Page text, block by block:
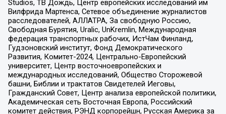
Studios, ТВ Дождь, Центр европейских исследований им
Вилфрида Мартенса, Сетевое объединение журналистов
расследователей, АЛЛАТРА, За свободную Россию,
Свободная Бурятия, Uralic, UnKremlin, Международная
федерация транспортных рабочих, ИстЧам Финланд,
Гудзоновский институт, Фонд Демократического
Развития, Комитет-2024, Центрально-Европейский
университет, Центр восточноевропейских и
международных исследований, Общество Сторожевой
башни, Библии и трактатов Свидетелей Иеговы,
Гражданский Совет, Центр анализа европейской политики,
Академическая сеть Восточная Европа, Российский
комитет действия, РЭНД корпорейшн, Русская Америка за